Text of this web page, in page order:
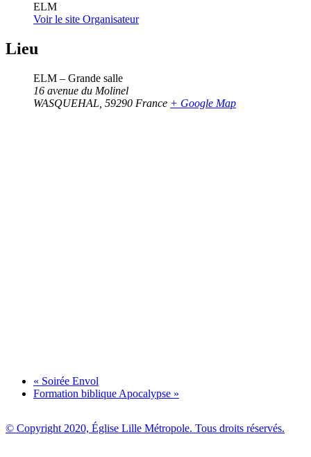
ELM
Voir le site Organisateur
Lieu
ELM – Grande salle
16 avenue du Molinel
WASQUEHAL 59290 France + Google Map
« Soirée Envol
Formation biblique Apocalypse »
© Copyright 2020, Église Lille Métropole. Tous droits réservés.